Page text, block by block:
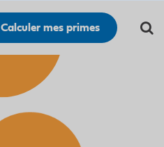
Calculer mes primes